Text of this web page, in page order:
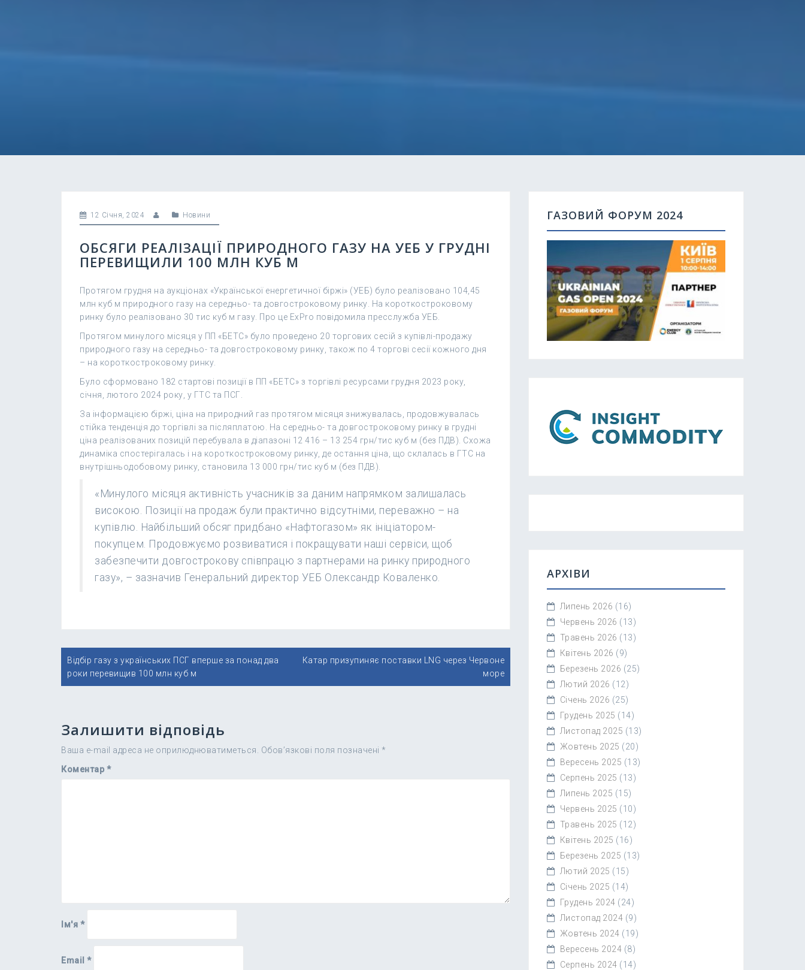
12 Січня, 2024 Новини
ОБСЯГИ РЕАЛІЗАЦІЇ ПРИРОДНОГО ГАЗУ НА УЕБ У ГРУДНІ
ПЕРЕВИЩИЛИ 100 МЛН КУБ М
Протягом грудня на аукціонах «Української енергетичної біржі» (УЕБ) було реалізовано 104,45
млн куб м природного газу на середньо- та довгостроковому ринку. На короткостроковому
ринку було реалізовано 30 тис куб м газу. Про це ExPro повідомила пресслужба УЕБ.
Протягом минулого місяця у ПП «БЕТС» було проведено 20 торгових сесій з купівлі-продажу
природного газу на середньо- та довгостроковому ринку, також по 4 торгові сесії кожного дня
– на короткостроковому ринку.
Було сформовано 182 стартові позиції в ПП «БЕТС» з торгівлі ресурсами грудня 2023 року,
січня, лютого 2024 року, у ГТС та ПСГ.
За інформацією біржі, ціна на природний газ протягом місяця знижувалась, продовжувалась
стійка тенденція до торгівлі за післяплатою. На середньо- та довгостроковому ринку в грудні
ціна реалізованих позицій перебувала в діапазоні 12 416 – 13 254 грн/тис куб м (без ПДВ). Схожа
динаміка спостерігалась і на короткостроковому ринку, де остання ціна, що склалась в ГТС на
внутрішньодобовому ринку, становила 13 000 грн/тис куб м (без ПДВ).
«Минулого місяця активність учасників за даним напрямком залишалась
високою. Позиції на продаж були практично відсутніми, переважно – на
купівлю. Найбільший обсяг придбано «Нафтогазом» як ініціатором-
покупцем. Продовжуємо розвиватися і покращувати наші сервіси, щоб
забезпечити довгострокову співпрацю з партнерами на ринку природного
газу», – зазначив Генеральний директор УЕБ Олександр Коваленко.
Навігація
записів
Відбір газу з українських ПСГ вперше за понад два
роки перевищив 100 млн куб м
Катар призупиняє поставки LNG через Червоне
море
Залишити відповідь
Ваша e-mail адреса не оприлюднюватиметься. Обов’язкові поля позначені *
Коментар *
Ім'я *
Email *
ГАЗОВИЙ ФОРУМ 2024
АРХІВИ
Липень 2026 (16)
Червень 2026 (13)
Травень 2026 (13)
Квітень 2026 (9)
Березень 2026 (25)
Лютий 2026 (12)
Січень 2026 (25)
Грудень 2025 (14)
Листопад 2025 (13)
Жовтень 2025 (20)
Вересень 2025 (13)
Серпень 2025 (13)
Липень 2025 (15)
Червень 2025 (10)
Травень 2025 (12)
Квітень 2025 (16)
Березень 2025 (13)
Лютий 2025 (15)
Січень 2025 (14)
Грудень 2024 (24)
Листопад 2024 (9)
Жовтень 2024 (19)
Вересень 2024 (8)
Серпень 2024 (14)